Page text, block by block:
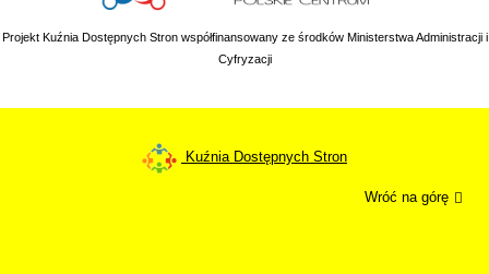
Projekt Kuźnia Dostępnych Stron współfinansowany ze środków Ministerstwa Administracji i
Cyfryzacji
Kuźnia Dostępnych Stron
Wróć na górę